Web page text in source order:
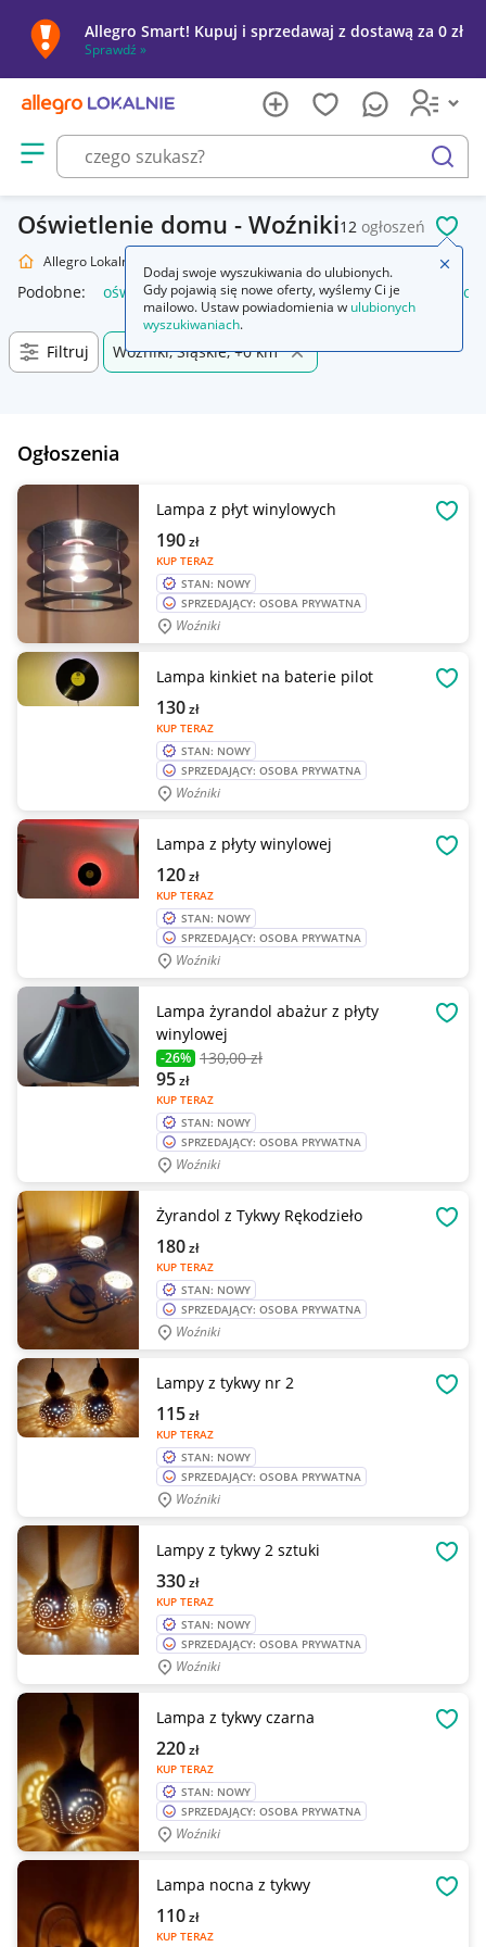
Allegro Smart! Kupuj i sprzedawaj z dostawą za 0 zł
Sprawdź »
Otwórz menu z kategoriami
szukaj
Oświetlenie domu - Woźniki12 ogłoszeń
Allegro Lokalnie
Podobne: oświetlenie oświetlenie szynowe oświetlenie
Filtruj Woźniki, Śląskie, +0 km
Ogłoszenia
Lampa z płyt winylowych
KUP TERAZ
190zł
STAN: NOWY
SPRZEDAJĄCY: OSOBA PRYWATNA
Woźniki
Lampa kinkiet na baterie pilot
KUP TERAZ
130zł
STAN: NOWY
SPRZEDAJĄCY: OSOBA PRYWATNA
Woźniki
Lampa z płyty winylowej
KUP TERAZ
120zł
STAN: NOWY
SPRZEDAJĄCY: OSOBA PRYWATNA
Woźniki
Lampa żyrandol abażur z płyty
winylowej
-26% 130,00 zł
KUP TERAZ
95zł
STAN: NOWY
SPRZEDAJĄCY: OSOBA PRYWATNA
Woźniki
Żyrandol z Tykwy Rękodzieło
KUP TERAZ
180zł
STAN: NOWY
SPRZEDAJĄCY: OSOBA PRYWATNA
Woźniki
Lampy z tykwy nr 2
KUP TERAZ
115zł
STAN: NOWY
SPRZEDAJĄCY: OSOBA PRYWATNA
Woźniki
Lampy z tykwy 2 sztuki
KUP TERAZ
330zł
STAN: NOWY
SPRZEDAJĄCY: OSOBA PRYWATNA
Woźniki
Lampa z tykwy czarna
KUP TERAZ
220zł
STAN: NOWY
SPRZEDAJĄCY: OSOBA PRYWATNA
Woźniki
Lampa nocna z tykwy
KUP TERAZ
110zł
Dodaj swoje wyszukiwania do ulubionych.
Gdy pojawią się nowe oferty, wyślemy Ci je
mailowo. Ustaw powiadomienia w ulubionych
wyszukiwaniach.